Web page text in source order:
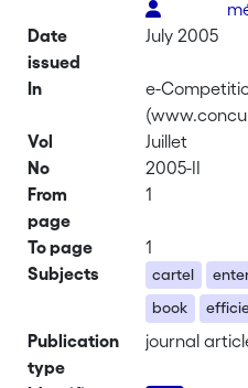
Date
issued
July 2005
In
e-
Vol
Juillet
No
2005-II
From
page
1
To page
1
Subjects
cartel
book
Publication
type
journal